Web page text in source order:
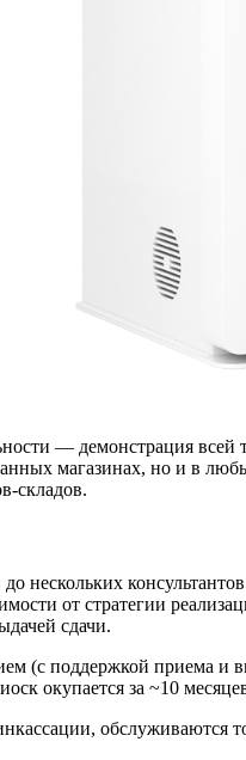
— демонстрация
магазинах, но и в
складов.
нескольких
от стратегии
сдачи.
(с поддержкой приема и
окупается за ~10
обслуживаются